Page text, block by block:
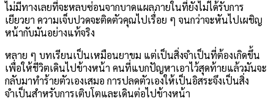
ไม่มีทางเลยที่จะหลบซ่อนจากบาดแผลภายในที่ยังไม่ได้รับการ
เยียวยา ความเจ็บปวดจะติดตัวคุณไปเรื่อย ๆ จนกว่าจะหันไปเผชิญ
หน้ากับมันอย่างแท้จริง
หลาย ๆ บทเรียนเป็นเหมือนยาขม แต่เป็นสิ่งจำเป็นที่ต้องเกิดขึ้น
เพื่อให้ชีวิตเดินไปข้างหน้า คนที่แบกปัญหาเอาไว้สุดท้ายแล้วมันจะ
กลับมาทำร้ายตัวเองเสมอ การปลดตัวเองให้เป็นอิสระจึงเป็นสิ่ง
จำเป็นสำหรับการเติบโตและเดินต่อไปข้างหน้า